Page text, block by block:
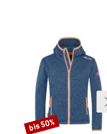
Rabatt
bis 50%